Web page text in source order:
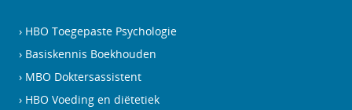
HBO Toegepaste Psychologie
Basiskennis Boekhouden
MBO Doktersassistent
HBO Voeding en diëtetiek